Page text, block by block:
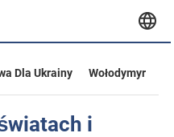
Dla Ukrainy
Wołodymyr
i